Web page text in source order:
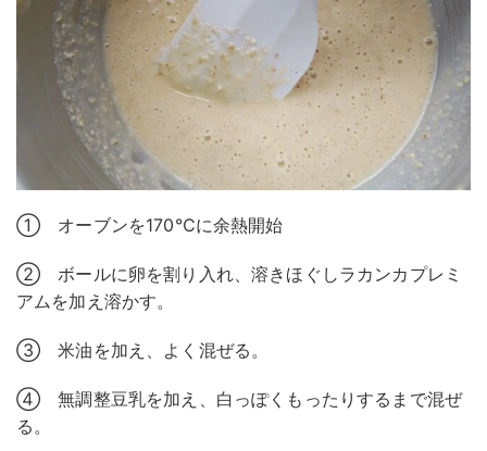
① オーブンを170℃に余熱開始
② ボールに卵を割り入れ、溶きほぐしラカンカプレミ
アムを加え溶かす。
③ 米油を加え、よく混ぜる。
④ 無調整豆乳を加え、白っぽくもったりするまで混ぜ
る。